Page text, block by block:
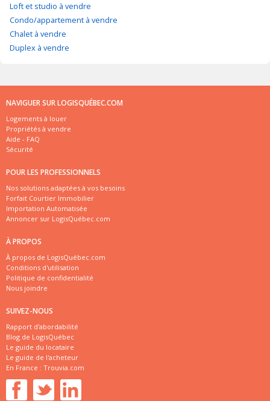
Loft et studio à vendre
Condo/appartement à vendre
Chalet à vendre
Duplex à vendre
NAVIGUER SUR LOGISQUÉBEC.COM
Logements à louer
Propriétés à vendre
Aide - FAQ
Sécurité
POUR LES PROFESSIONNELS
Nos solutions adaptées à vos besoins
Forfait Courtier Immobilier
Importation Automatisée
Annoncer sur LogisQuébec.com
À PROPOS
À propos de LogisQuébec.com
Conditions d'utilisation
Politique de confidentialité
Nous joindre
SUIVEZ-NOUS
Rapport d'abordabilité
Blog de LogisQuébec
Le guide du locataire
Le guide de l'acheteur
En France : Trouvia.com